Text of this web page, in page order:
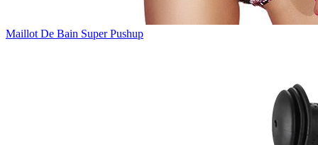
Maillot De Bain Super Pushup